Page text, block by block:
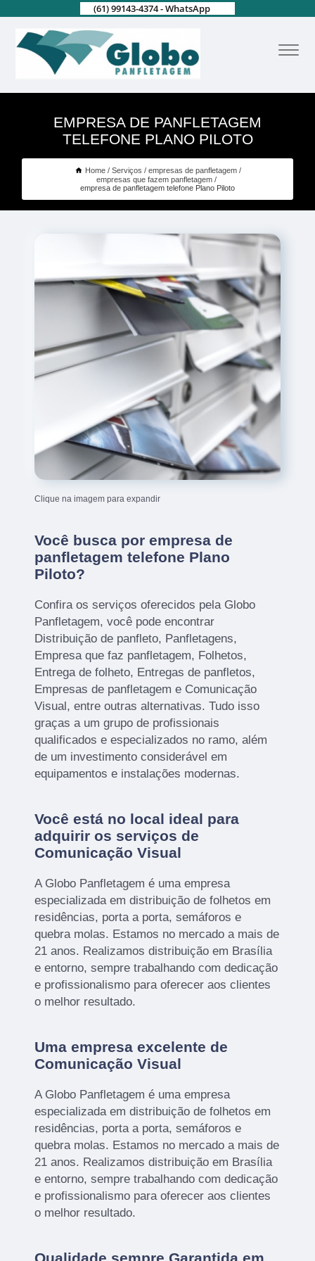
(61) 99143-4374 - WhatsApp
EMPRESA DE PANFLETAGEM
TELEFONE PLANO PILOTO
Home Serviços
empresas de panfletagem
empresas que fazem panfletagem
empresa de panfletagem telefone Plano Piloto
Clique na imagem para expandir
Você busca por empresa de
panfletagem telefone Plano
Piloto?
Confira os serviços oferecidos pela Globo
Panfletagem, você pode encontrar
Distribuição de panfleto, Panfletagens,
Empresa que faz panfletagem, Folhetos,
Entrega de folheto, Entregas de panfletos,
Empresas de panfletagem e Comunicação
Visual, entre outras alternativas. Tudo isso
graças a um grupo de profissionais
qualificados e especializados no ramo, além
de um investimento considerável em
equipamentos e instalações modernas.
Você está no local ideal para
adquirir os serviços de
Comunicação Visual
A Globo Panfletagem é uma empresa
especializada em distribuição de folhetos em
residências, porta a porta, semáforos e
quebra molas. Estamos no mercado a mais de
21 anos. Realizamos distribuição em Brasília
e entorno, sempre trabalhando com dedicação
e profissionalismo para oferecer aos clientes
o melhor resultado.
Uma empresa excelente de
Comunicação Visual
A Globo Panfletagem é uma empresa
especializada em distribuição de folhetos em
residências, porta a porta, semáforos e
quebra molas. Estamos no mercado a mais de
21 anos. Realizamos distribuição em Brasília
e entorno, sempre trabalhando com dedicação
e profissionalismo para oferecer aos clientes
o melhor resultado.
Qualidade sempre Garantida em